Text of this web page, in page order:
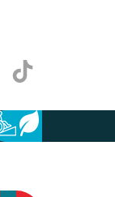
TikTok
Pieejamība
Ilgtspēja